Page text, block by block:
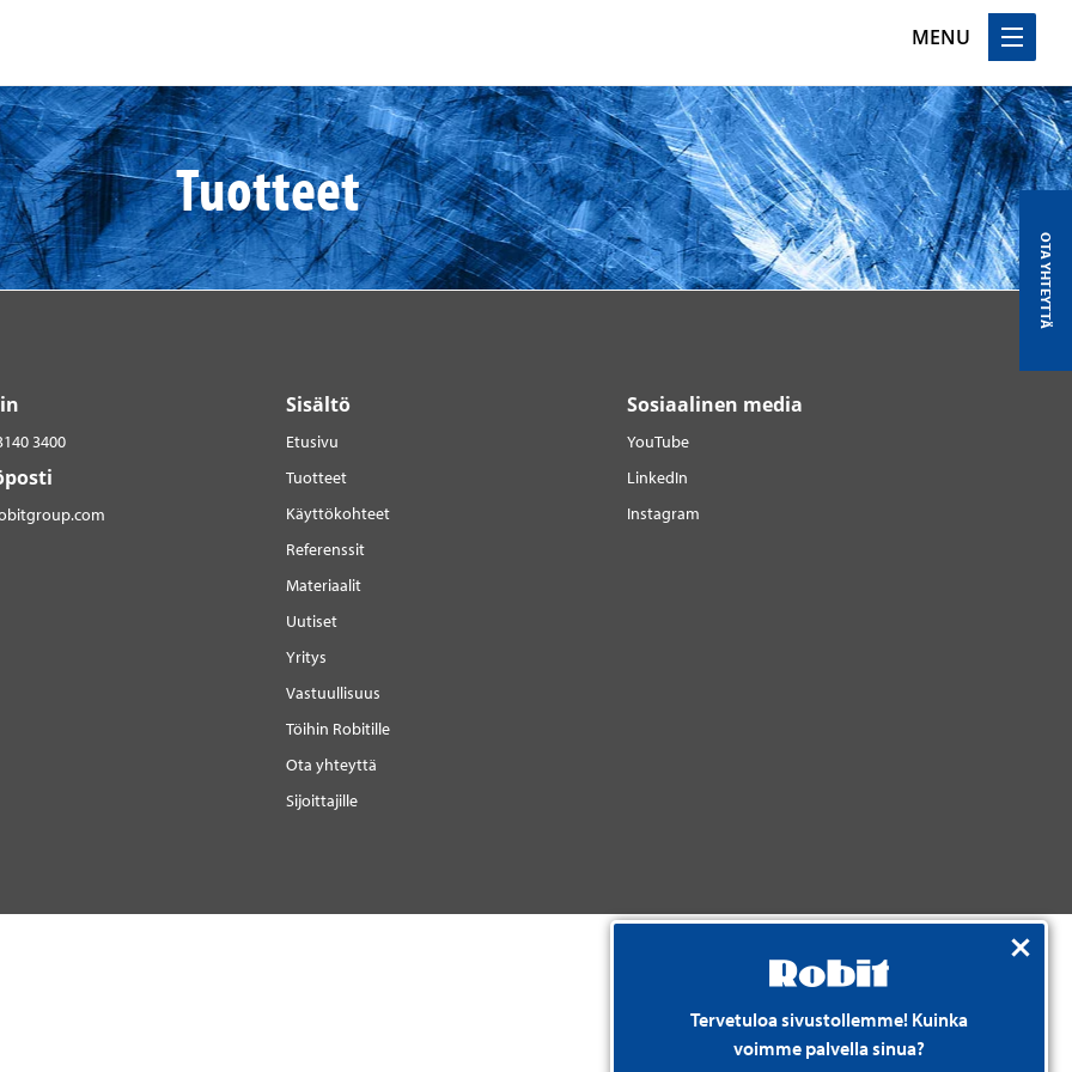
MENU
Tuotteet
OTA YHTEYTTÄ
Tervetuloa sivustollemme! Kuinka
voimme palvella sinua?
3400
Sisältö
Etusivu
Tuotteet
Käyttökohteet
Referenssit
Materiaalit
Uutiset
Yritys
Vastuullisuus
Töihin Robitille
Ota yhteyttä
Sijoittajille
Sosiaalinen media
YouTube
LinkedIn
Instagram